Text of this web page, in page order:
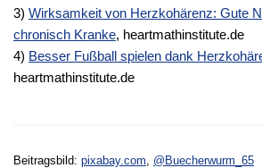
3) Wirksamkeit von Herzkohärenz: Gute
chronisch Kranke, heartmathinstitute.de
4) Besser Fußball spielen dank
heartmathinstitute.de
Beitragsbild: pixabay.com, @Buecherwurm_65